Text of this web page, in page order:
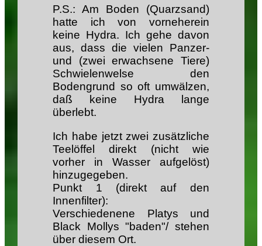
P.S.: Am Boden (Quarzsand)
hatte ich von vorneherein
keine Hydra. Ich gehe davon
aus, dass die vielen Panzer-
und (zwei erwachsene Tiere)
Schwielenwelse den
Bodengrund so oft umwälzen,
daß keine Hydra lange
überlebt.
Ich habe jetzt zwei zusätzliche
Teelöffel direkt (nicht wie
vorher in Wasser aufgelöst)
hinzugegeben.
Punkt 1 (direkt auf den
Innenfilter):
Verschiedenene Platys und
Black Mollys "baden"/ stehen
über diesem Ort.